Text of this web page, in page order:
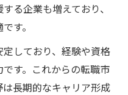
る企業も増えており、
す。
しており、経験や資格
す。これからの転職市
長期的なキャリア形成